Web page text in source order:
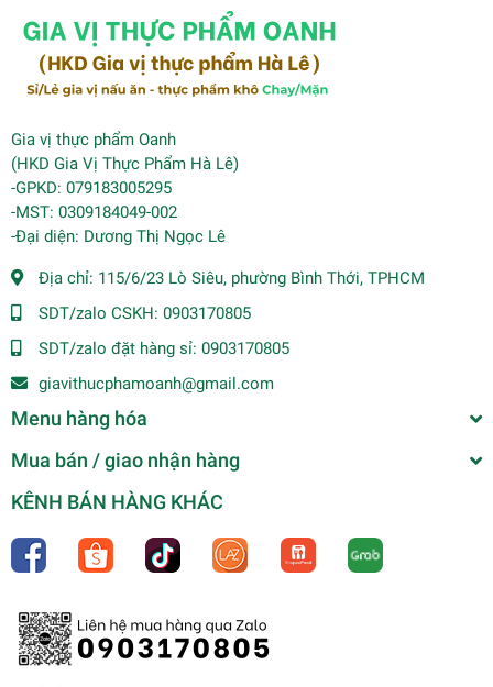
Gia vị thực phẩm Oanh
(HKD Gia Vị Thực Phẩm Hà Lê)
-GPKD: 079183005295
-MST: 0309184049-002
-Đại diện: Dương Thị Ngọc Lê
Địa chỉ: 115/6/23 Lò Siêu, phường Bình Thới, TPHCM
SDT/zalo CSKH: 0903170805
SDT/zalo đặt hàng sỉ: 0903170805
giavithucphamoanh@gmail.com
Menu hàng hóa
Mua bán / giao nhận hàng
KÊNH BÁN HÀNG KHÁC